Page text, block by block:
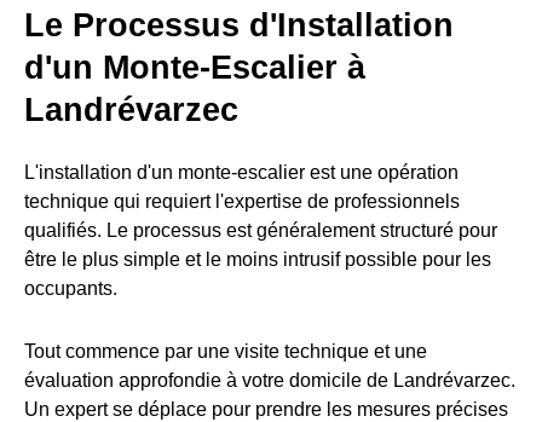
Le Processus d'Installation
d'un Monte-Escalier à
Landrévarzec
L'installation d'un monte-escalier est une opération
technique qui requiert l'expertise de professionnels
qualifiés. Le processus est généralement structuré pour
être le plus simple et le moins intrusif possible pour les
occupants.
Tout commence par une visite technique et une
évaluation approfondie à votre domicile de Landrévarzec.
Un expert se déplace pour prendre les mesures précises